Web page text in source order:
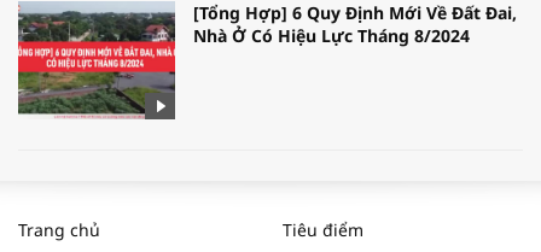
[Tổng Hợp] 6 Quy Định Mới Về Đất Đai,
Nhà Ở Có Hiệu Lực Tháng 8/2024
NAM NĂM 2024 VÀ NĂM 2025 | NHỊP
ĐẬP THỊ TRƯỜNG #62
Trang chủ Tiêu điểm